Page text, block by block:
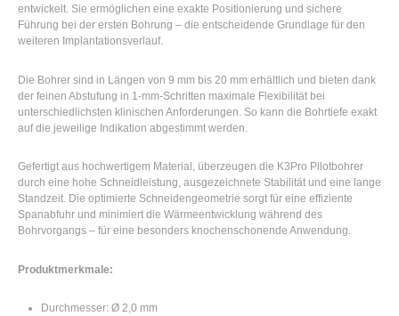
entwickelt. Sie ermöglichen eine exakte Positionierung und sichere
Führung bei der ersten Bohrung – die entscheidende Grundlage für den
weiteren Implantationsverlauf.
Die Bohrer sind in Längen von 9 mm bis 20 mm erhältlich und bieten dank
der feinen Abstufung in 1-mm-Schritten maximale Flexibilität bei
unterschiedlichsten klinischen Anforderungen. So kann die Bohrtiefe exakt
auf die jeweilige Indikation abgestimmt werden.
Gefertigt aus hochwertigem Material, überzeugen die K3Pro Pilotbohrer
durch eine hohe Schneidleistung, ausgezeichnete Stabilität und eine lange
Standzeit. Die optimierte Schneidengeometrie sorgt für eine effiziente
Spanabfuhr und minimiert die Wärmeentwicklung während des
Bohrvorgangs – für eine besonders knochenschonende Anwendung.
Produktmerkmale:
Durchmesser: Ø 2,0 mm